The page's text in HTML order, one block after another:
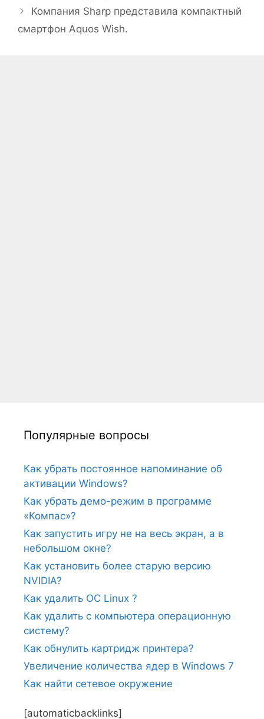
Компания Sharp представила компактный
смартфон Aquos Wish.
Популярные вопросы
Как убрать постоянное напоминание об
активации Windows?
Как убрать демо-режим в программе
«Компас»?
Как запустить игру не на весь экран, а в
небольшом окне?
Как установить более старую версию
NVIDIA?
Как удалить ОС Linux ?
Как удалить с компьютера операционную
систему?
Как обнулить картридж принтера?
Увеличение количества ядер в Windows 7
Как найти сетевое окружение
[automaticbacklinks]